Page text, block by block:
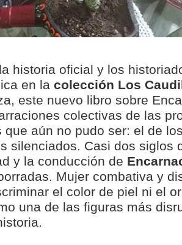
historia oficial y los
en la colección Los
este nuevo libro sobre
colectivas de las
que aún no pudo ser: el de
silenciados. Casi dos siglos
y la conducción de
Mujer combativa y
el color de piel ni el
una de las figuras más